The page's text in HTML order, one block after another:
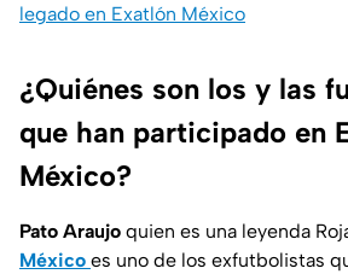
legado en Exatlón México
¿Quiénes son los y las
que han participado en
México?
Pato Araujo quien es una leyenda
México es uno de los exfutbolistas